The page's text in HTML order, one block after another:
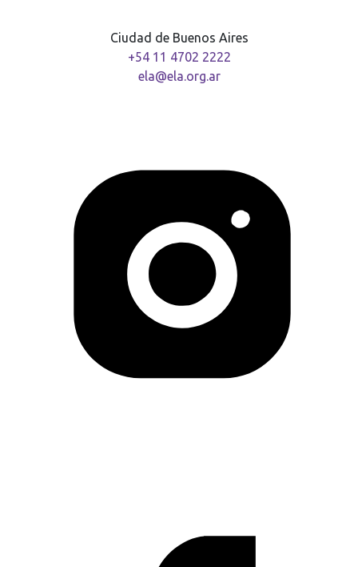
Ciudad de Buenos Aires
+54 11 4702 2222
ela@ela.org.ar